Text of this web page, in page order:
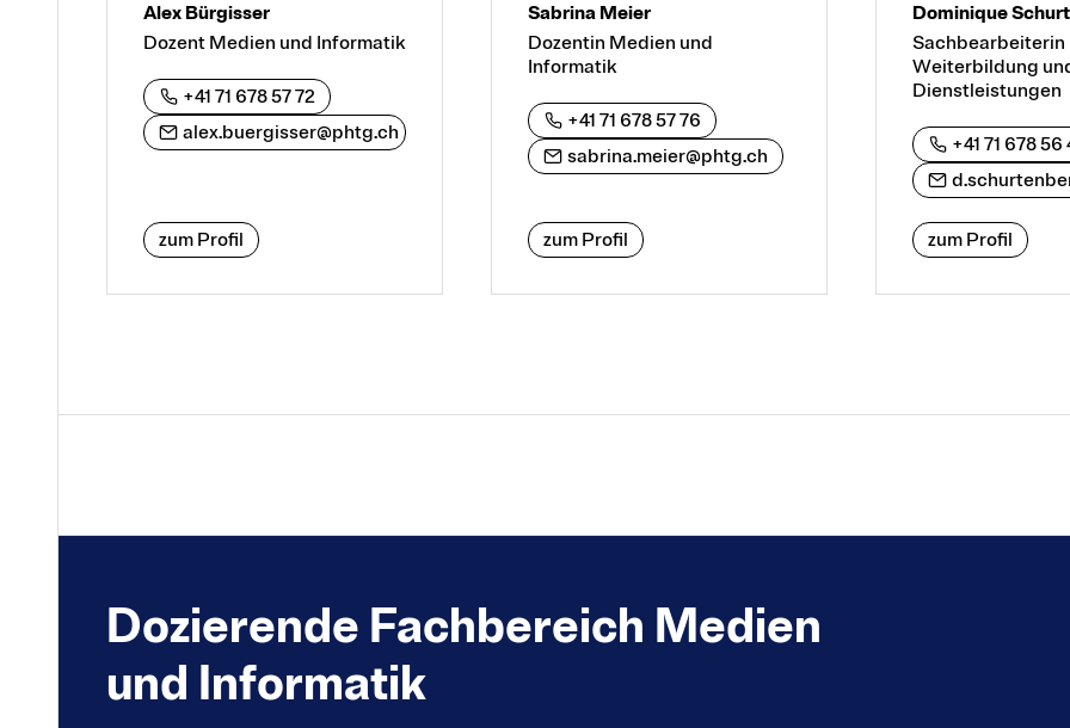
Alex Bürgisser
Dozent Medien und Informatik
+41 71 678 57 72
alex.buergisser@phtg.ch
zum Profil
Sabrina Meier
Dozentin Medien und
Informatik
+41 71 678 57 76
sabrina.meier@phtg.ch
zum Profil
Dominique
Weiterbildung
Dienstleistungen
+41 71 678 56
zum Profil
Do­zier­ende Fach­bereich Medien
und Infor­matik